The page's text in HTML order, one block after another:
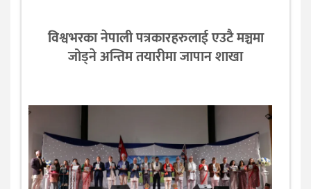
विश्वभरका नेपाली पत्रकारहरुलाई एउटै मञ्चमा
जोड्ने अन्तिम तयारीमा जापान शाखा